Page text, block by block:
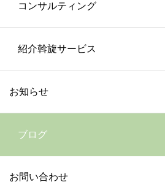
コンサルティング
紹介斡旋サービス
お知らせ
ブログ
お問い合わせ